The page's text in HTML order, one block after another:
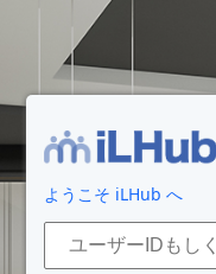
ログイン
ようこそ iLHub へ
ユーザーIDもしくはメ